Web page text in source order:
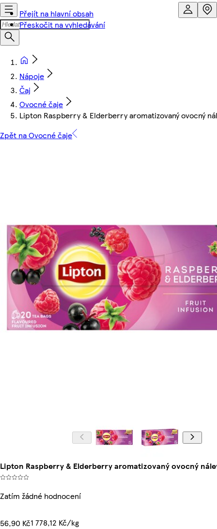
Přejít na hlavní obsah
Přeskočit na vyhledávání
Nápoje
Čaj
Ovocné čaje
Lipton Raspberry & Elderberry aromatizovaný ovocný
Zpět na Ovocné čaje
Lipton Raspberry & Elderberry aromatizovaný ovocný
Zatím žádné hodnocení
56,90 Kč1 778,12 Kč/kg